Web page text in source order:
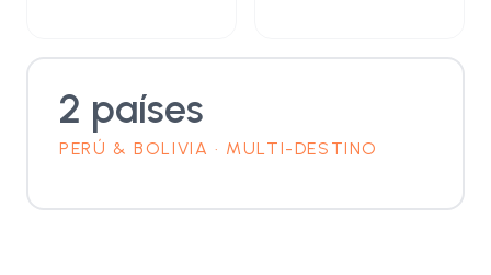
2 países
PERÚ & BOLIVIA · MULTI-DESTINO